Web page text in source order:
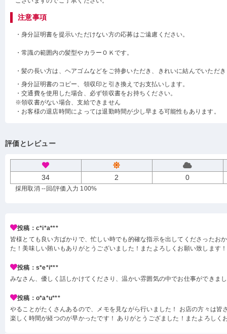
注意事項
・身分証明書を提示いただけない方の応募はご遠慮ください。
・常識の範囲内の髪型やカラーＯＫです。
・髪の長い方は、ヘアゴムなどをご持参いただき、きれいに結んでいただ
・身分証明書のコピー、領収印と引き換えでお支払いします。
・交通費を使用した場合、必ず領収書をお持ちください。
※領収書がない場合、支給できません
・お客様の退店時間によっては退勤時間が少し早まる可能性もあります。
評価とレビュー
34 2 0
採用取消 --回/評価入力 100%
投稿：c*i*a***
皆様とても良い方ばかりで、忙しい時でも的確な指示を出してくださったお
た！美味しい賄いもありがとうございました！またよろしくお願い致します！
投稿：s*e*i***
みなさん、優しく話しかけてくださり、温かい雰囲気の中でお仕事ができま
投稿：o*a*u***
やることがたくさんあるので、メモを見ながら行いました！ お店の方々は皆
楽しく時間が経つのが早かったです！ ありがとうござました！またよろしく